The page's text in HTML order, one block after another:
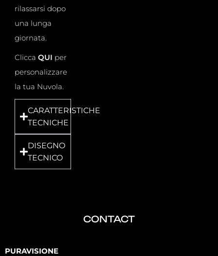
rilassarsi dopo
una lunga
giornata.
Clicca QUI per
personalizzare
la tua Nuvola.
CARATTERISTICHE
TECNICHE
DISEGNO
TECNICO
CONTACT
PURAVISIONE